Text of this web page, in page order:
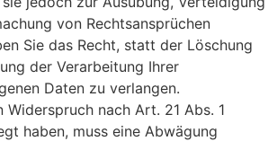
von Rechtsansprüchen
Sie das Recht, statt der Löschung
der Verarbeitung Ihrer
Daten zu verlangen.
Widerspruch nach Art. 21 Abs. 1
haben, muss eine Abwägung